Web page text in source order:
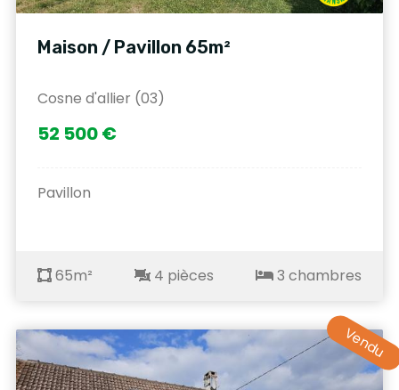
Maison / Pavillon 65m²
Cosne d'allier (03)
52 500 €
Pavillon
65m² 4 pièces 3 chambres
Vendu